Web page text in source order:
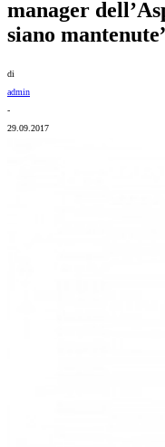
manager
siano
di
admin
-
29.09.2017